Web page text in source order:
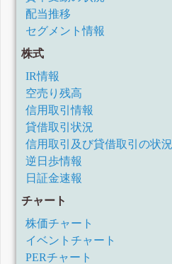
配当推移
セグメント情報
株式
IR情報
空売り残高
信用取引情報
貸借取引状況
信用取引及び貸借取引の状況
逆日歩情報
日証金速報
チャート
株価チャート
イベントチャート
PERチャート